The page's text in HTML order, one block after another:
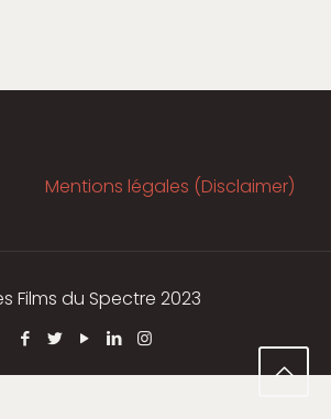
Mentions légales (Disclaimer)
Films du Spectre 2023